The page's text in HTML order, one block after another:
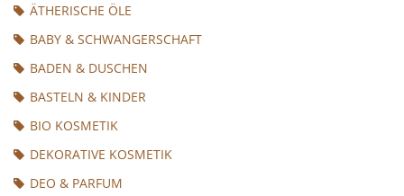
ÄTHERISCHE ÖLE
BABY & SCHWANGERSCHAFT
BADEN & DUSCHEN
BASTELN & KINDER
BIO KOSMETIK
DEKORATIVE KOSMETIK
DEO & PARFUM